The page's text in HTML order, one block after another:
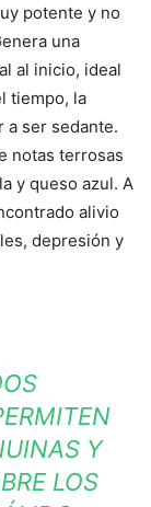
potente y no
una
al inicio, ideal
tiempo, la
a ser sedante.
notas terrosas
y queso azul. A
alivio
depresión y
Y
LOS